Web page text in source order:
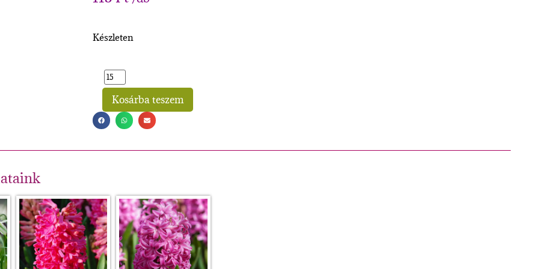
Készleten
Kosárba teszem
Alternative: